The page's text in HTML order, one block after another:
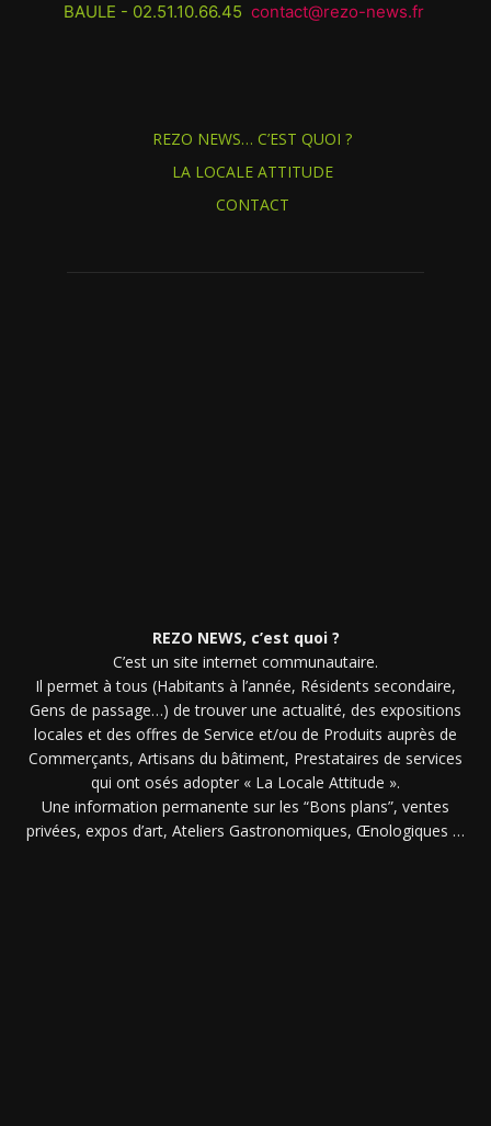
BAULE - 02.51.10.66.45 contact@rezo-news.fr
REZO NEWS… C’EST QUOI ?
LA LOCALE ATTITUDE
CONTACT
REZO NEWS, c’est quoi ?
C’est un site internet communautaire.
Il permet à tous (Habitants à l’année, Résidents secondaire,
Gens de passage…) de trouver une actualité, des expositions
locales et des offres de Service et/ou de Produits auprès de
Commerçants, Artisans du bâtiment, Prestataires de services
qui ont osés adopter « La Locale Attitude ».
Une information permanente sur les “Bons plans”, ventes
privées, expos d’art, Ateliers Gastronomiques, Œnologiques …